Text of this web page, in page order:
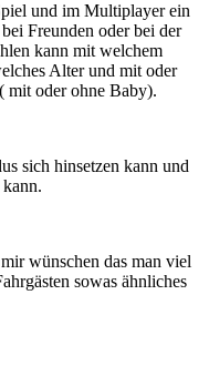
und im Multiplayer ein
Freunden oder bei der
kann mit welchem
Alter und mit oder
mit oder ohne Baby).
sich hinsetzen kann und
wünschen das man viel
sowas ähnliches